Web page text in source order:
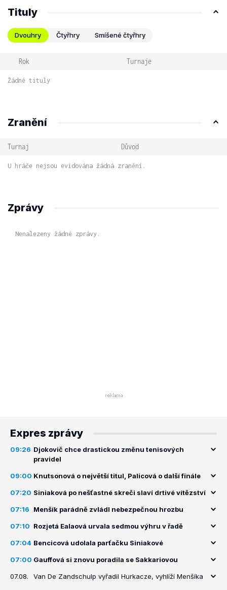
Tituly
Dvouhry Čtyřhry Smíšené čtyřhry
Rok Turnaje
Žádné tituly
Zranění
Turnaj Důvod
U hráče nejsou evidována žádná zranění.
Zprávy
Nenalezeny žádné zprávy.
Expres zprávy
09:26 Djokovič chce drastickou změnu tenisových
pravidel
09:00 Knutsonová o největší titul, Palicová o další finále
07:20 Siniaková po nešťastné skreči slaví drtivé vítězství
07:16 Menšík parádně zvládl nebezpečnou hrozbu
07:10 Rozjetá Ealaová urvala sedmou výhru v řadě
07:04 Bencicová udolala parťačku Siniakové
07:00 Gauffová si znovu poradila se Sakkariovou
07.08. Van De Zandschulp vyřadil Hurkacze, vyhlíží Menšíka